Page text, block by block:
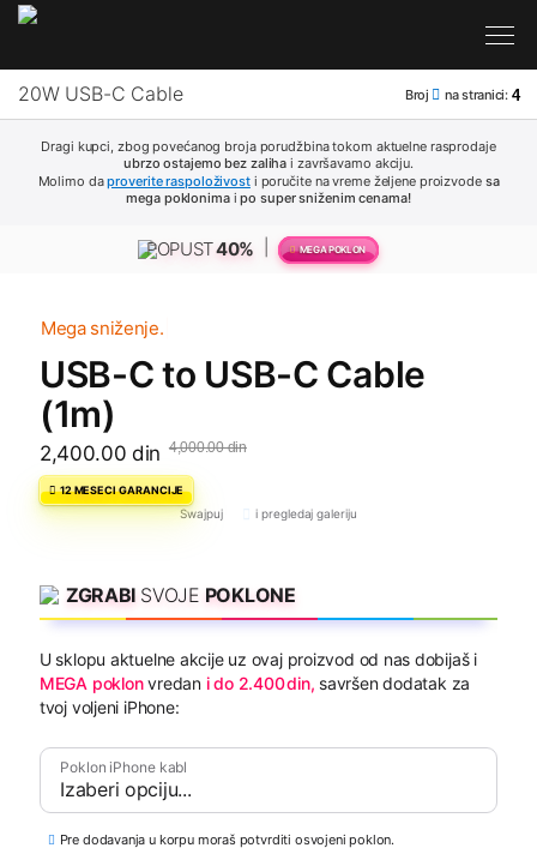
Broj na stranici: 4
Dragi kupci, zbog povećanog broja porudžbina tokom aktuelne rasprodaje
ubrzo ostajemo bez zaliha i završavamo akciju.
Molimo daproverite raspoloživosti poručite na vreme željene proizvode sa
mega poklonimaipo super sniženim cenama!
POPUST40% MEGA POKLON
Mega sniženje.
USB-C to USB-C Cable
(1m)
2,400.00 din 4,000.00 din
12 MESECI GARANCIJE
Swajpuj i pregledaj galeriju
ZGRABI SVOJE POKLONE
U sklopu aktuelne akcije uz ovaj proizvod od nas dobijaš i
MEGA poklonvredan din, savršen dodatak za
tvoj voljeni iPhone:
Poklon iPhone kabl
Pre dodavanja u korpu moraš potvrditi osvojeni poklon.